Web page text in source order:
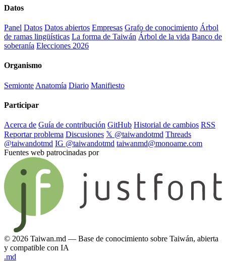
Datos
Panel Datos Datos abiertos Empresas Grafo de conocimiento Árbol
de ramas lingüísticas La forma de Taiwán Árbol de la vida Banco de
soberanía Elecciones 2026
Organismo
Semionte Anatomía Diario Manifiesto
Participar
Acerca de Guía de contribución GitHub Historial de cambios RSS
Reportar problema Discusiones 𝕏 @taiwandotmd Threads
@taiwandotmd IG @taiwandotmd taiwanmd@monoame.com
Fuentes web patrocinadas por
© 2026 Taiwan.md — Base de conocimiento sobre Taiwán, abierta
y compatible con IA
.md